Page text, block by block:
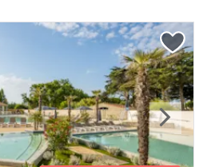
Next